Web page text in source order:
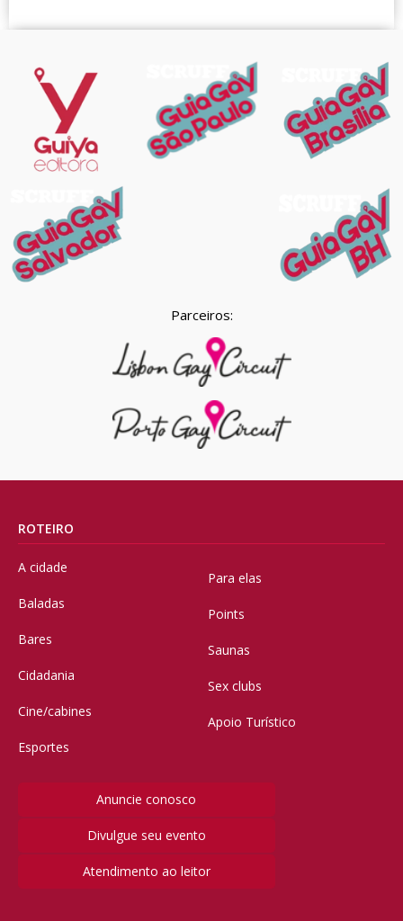
Parceiros:
ROTEIRO
A cidade
Baladas
Bares
Cidadania
Cine/cabines
Esportes
Para elas
Points
Saunas
Sex clubs
Apoio Turístico
Anuncie conosco
Divulgue seu evento
Atendimento ao leitor